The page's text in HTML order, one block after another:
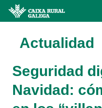
Actualidad
Seguridad
Navidad: